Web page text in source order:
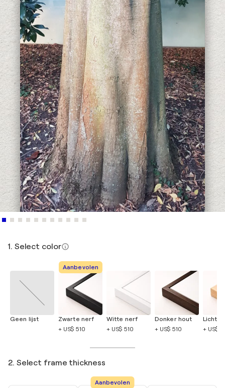
1. Select color
Geen lijst
Aanbevolen
Zwarte nerf
+ US$ 510
Witte nerf
+ US$ 510
Donker hout
+ US$ 510
Licht
+ US$
2. Select frame thickness
Aanbevolen